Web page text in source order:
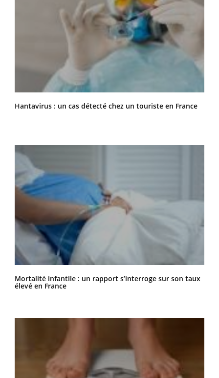
Hantavirus : un cas détecté chez un touriste en France
Mortalité infantile : un rapport s’interroge sur son taux
élevé en France